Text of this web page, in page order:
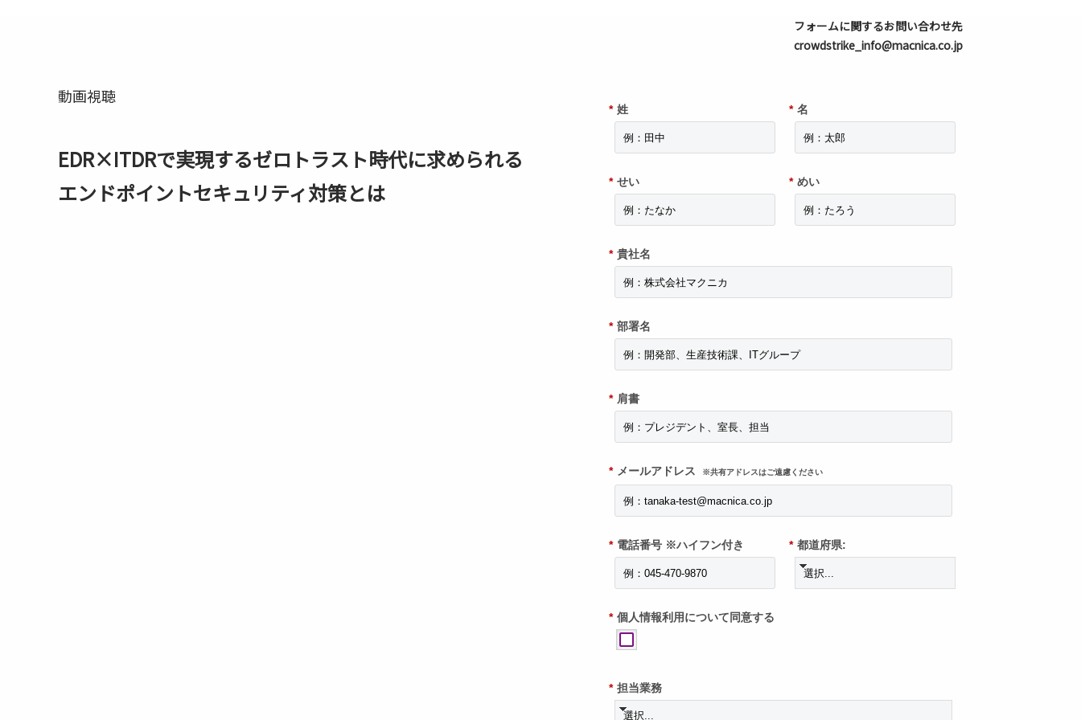
動画視聴
EDR×ITDRで実現するゼロトラスト時代に求められる
エンドポイントセキュリティ対策とは
フォームに関するお問い合わせ先
crowdstrike_info@macnica.co.jp
* 姓 * 名
* せい * めい
* 貴社名
* 部署名
* 肩書
* メールアドレス ※共有アドレスはご遠慮ください
* 電話番号 ※ハイフン付き * 都道府県:
* 個人情報利用について同意する
* 担当業務